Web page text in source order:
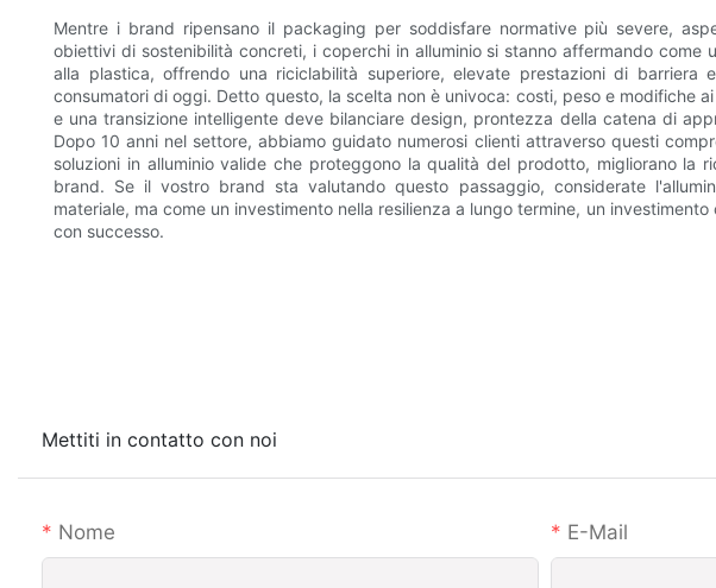
Mentre i brand ripensano il packaging per soddisfare normative più severe,
obiettivi di sostenibilità concreti, i coperchi in alluminio si stanno affermando come
alla plastica, offrendo una riciclabilità superiore, elevate prestazioni di barriera
consumatori di oggi. Detto questo, la scelta non è univoca: costi, peso e modifiche
e una transizione intelligente deve bilanciare design, prontezza della catena di
Dopo 10 anni nel settore, abbiamo guidato numerosi clienti attraverso questi
soluzioni in alluminio valide che proteggono la qualità del prodotto, migliorano la
brand. Se il vostro brand sta valutando questo passaggio, considerate
materiale, ma come un investimento nella resilienza a lungo termine, un
con successo.
Mettiti in contatto con noi
Nome E-Mail